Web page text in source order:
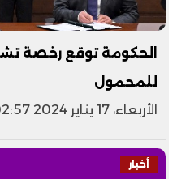
الحكومة توقع رخصة
للمحمول
الأربعاء، 17 يناير 2024 02:57 م
أخبار